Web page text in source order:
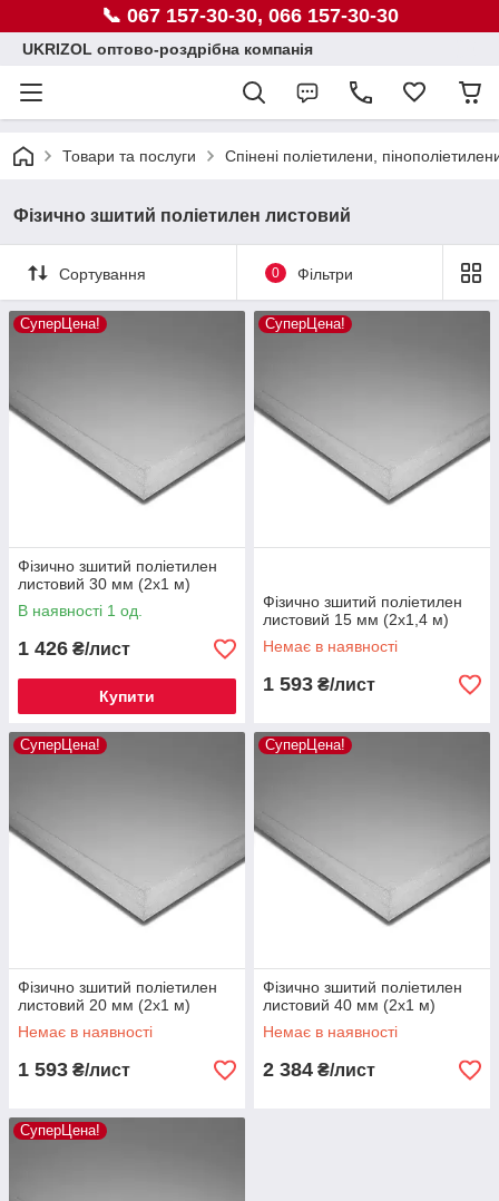
📞 067 157-30-30, 066 157-30-30
UKRIZOL оптово-роздрібна компанія
Товари та послуги Спінені поліетилени,
Фізично зшитий поліетилен листовий
Сортування 0 Фільтри
СуперЦена!
Фізично зшитий поліетилен
листовий 30 мм (2х1 м)
В наявності 1 од.
1 426 ₴/лист
Купити
СуперЦена!
Фізично зшитий поліетилен
листовий 15 мм (2х1,4 м)
Немає в наявності
1 593 ₴/лист
СуперЦена!
Фізично зшитий поліетилен
листовий 20 мм (2х1 м)
Немає в наявності
1 593 ₴/лист
СуперЦена!
Фізично зшитий поліетилен
листовий 40 мм (2х1 м)
Немає в наявності
2 384 ₴/лист
СуперЦена!